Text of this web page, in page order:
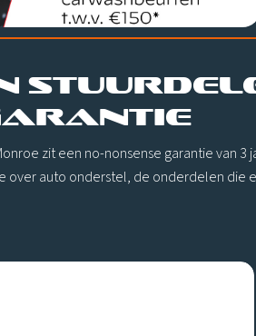
zit een no-nonsense garantie van
over auto onderstel, de onderdelen